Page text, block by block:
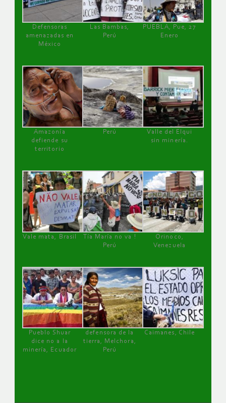
Defensoras
amenazadas en
México
Las Bambas,
Perú
PUEBLA, Pue, 27
Enero
Amazonía
defiende su
territorio
Perú
Valle del Elqui
sin minería.
Vale mata, Brasil
Tía María no va !
Perú
Orinoco,
Venezuela
Pueblo Shuar
dice no a la
minería, Ecuador
defensora de la
tierra, Melchora,
Perú
Caimanes, Chile